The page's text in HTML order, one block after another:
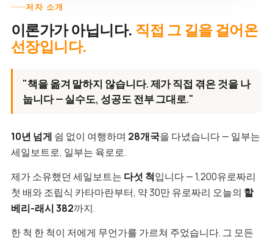
저자 소개
이론가가 아닙니다. 직접 그 길을 걸어온
선장입니다.
"책을 옮겨 말하지 않습니다. 제가 직접 겪은 것을 나
눕니다 — 실수도, 성공도 전부 그대로."
10년 넘게 쉼 없이 여행하며 28개국을 다녔습니다 — 일부는
세일보트로, 일부는 육로로.
제가 소유했던 세일보트는 다섯 척입니다 — 1,200유로짜리
첫 배와 조립식 카타마란부터, 약 30만 유로짜리 오늘의 할
베리-래시 382까지.
한 척 한 척이 저에게 무언가를 가르쳐 주었습니다. 그 모든